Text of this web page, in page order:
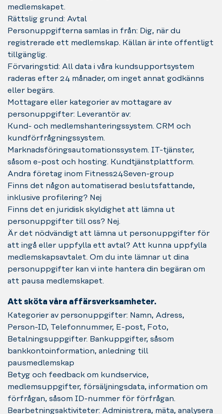
medlemskapet.
Rättslig grund: Avtal
Personuppgifterna samlas in från: Dig, när du
registrerade ett medlemskap. Källan är inte offentligt
tillgänglig.
Förvaringstid: All data i våra kundsupportsystem
raderas efter 24 månader, om inget annat godkänns
eller begärs.
Mottagare eller kategorier av mottagare av
personuppgifter: Leverantör av:
Kund- och medlemshanteringssystem. CRM och
kundförfrågningssystem.
Marknadsföringsautomationssystem. IT-tjänster,
såsom e-post och hosting. Kundtjänstplattform.
Andra företag inom Fitness24Seven-group
Finns det någon automatiserad beslutsfattande,
inklusive profilering? Nej
Finns det en juridisk skyldighet att lämna ut
personuppgifter till oss? Nej.
Är det nödvändigt att lämna ut personuppgifter för
att ingå eller uppfylla ett avtal? Att kunna uppfylla
medlemskapsavtalet. Om du inte lämnar ut dina
personuppgifter kan vi inte hantera din begäran om
att pausa medlemskapet.
Att sköta våra affärsverksamheter.
Kategorier av personuppgifter: Namn, Adress,
Person-ID, Telefonnummer, E-post, Foto,
Betalningsuppgifter. Bankuppgifter, såsom
bankkontoinformation, anledning till
pausmedlemskap
Betyg och feedback om kundservice,
medlemsuppgifter, försäljningsdata, information om
förfrågan, såsom ID-nummer för förfrågan.
Bearbetningsaktiviteter: Administrera, mäta, analysera